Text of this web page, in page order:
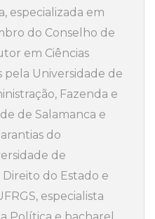
especializada em
do Conselho de
em Ciências
pela Universidade de
Fazenda e
de Salamanca e
do
de
do Estado e
especialista